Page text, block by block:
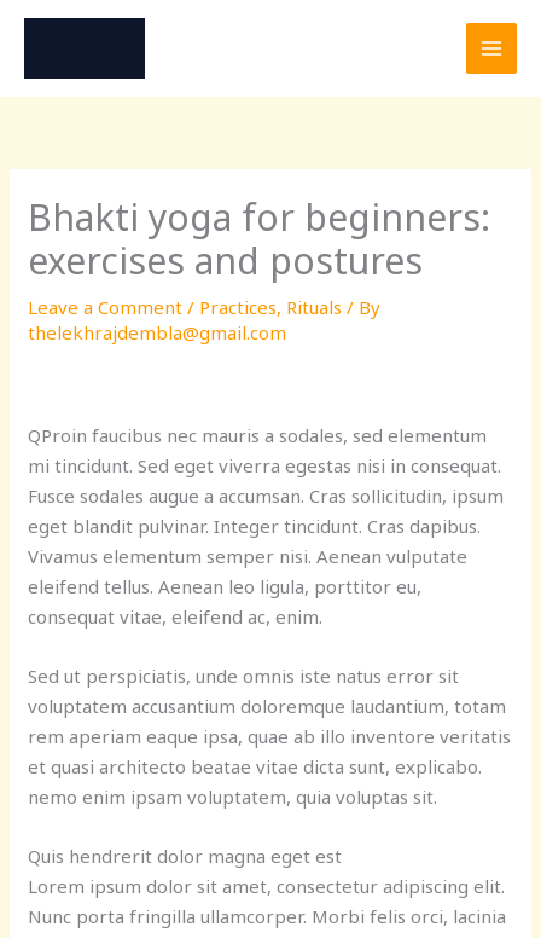
Skip
content
Bhakti yoga for beginners:
exercises and postures
Leave a Comment / Practices, Rituals / By
thelekhrajdembla@gmail.com
QProin faucibus nec mauris a sodales, sed elementum
mi tincidunt. Sed eget viverra egestas nisi in consequat.
Fusce sodales augue a accumsan. Cras sollicitudin, ipsum
eget blandit pulvinar. Integer tincidunt. Cras dapibus.
Vivamus elementum semper nisi. Aenean vulputate
eleifend tellus. Aenean leo ligula, porttitor eu,
consequat vitae, eleifend ac, enim.
Sed ut perspiciatis, unde omnis iste natus error sit
voluptatem accusantium doloremque laudantium, totam
rem aperiam eaque ipsa, quae ab illo inventore veritatis
et quasi architecto beatae vitae dicta sunt, explicabo.
nemo enim ipsam voluptatem, quia voluptas sit.
Quis hendrerit dolor magna eget est
Lorem ipsum dolor sit amet, consectetur adipiscing elit.
Nunc porta fringilla ullamcorper. Morbi felis orci, lacinia